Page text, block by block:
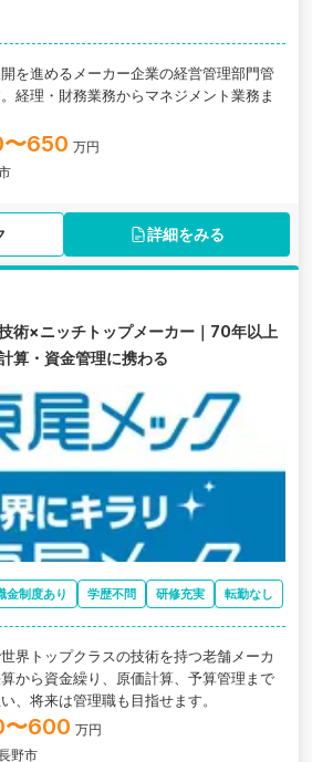
を進めるメーカー企業の経営管理部門管
経理・財務業務からマネジメント業務ま
650 万円
詳細をみる
術×ニッチトップメーカー｜70年以上
算・資金管理に携わる
金制度あり 学歴不問 研修充実 転勤なし
界トップクラスの技術を持つ老舗メーカ
から資金繰り、原価計算、予算管理まで
、将来は管理職も目指せます。
600 万円
野市